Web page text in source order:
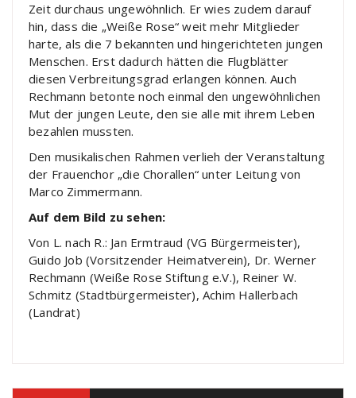
Zeit durchaus ungewöhnlich. Er wies zudem darauf
hin, dass die „Weiße Rose“ weit mehr Mitglieder
harte, als die 7 bekannten und hingerichteten jungen
Menschen. Erst dadurch hätten die Flugblätter
diesen Verbreitungsgrad erlangen können. Auch
Rechmann betonte noch einmal den ungewöhnlichen
Mut der jungen Leute, den sie alle mit ihrem Leben
bezahlen mussten.
Den musikalischen Rahmen verlieh der Veranstaltung
der Frauenchor „die Chorallen“ unter Leitung von
Marco Zimmermann.
Auf dem Bild zu sehen:
Von L. nach R.: Jan Ermtraud (VG Bürgermeister),
Guido Job (Vorsitzender Heimatverein), Dr. Werner
Rechmann (Weiße Rose Stiftung e.V.), Reiner W.
Schmitz (Stadtbürgermeister), Achim Hallerbach
(Landrat)